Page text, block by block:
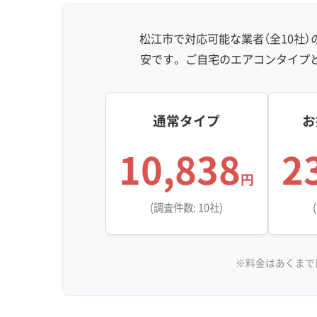
松江市で対応可能な業者（全10社
安です。ご自宅のエアコンタイ
通常タイプ
10,838円
(調査件数: 10社)
※料金はあくまで